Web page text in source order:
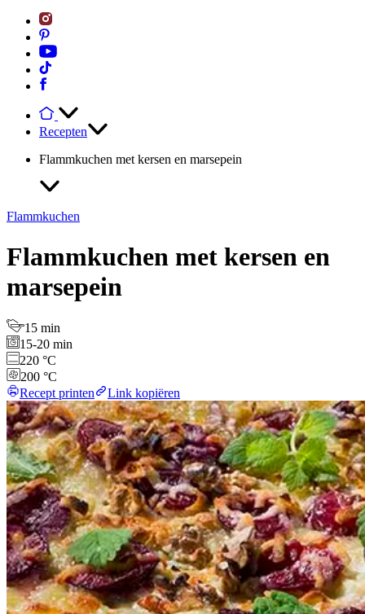
Recepten
Flammkuchen met kersen en marsepein
Flammkuchen
Flammkuchen met kersen en
marsepein
15 min
15-20 min
220 °C
200 °C
Recept printen
Link kopiëren